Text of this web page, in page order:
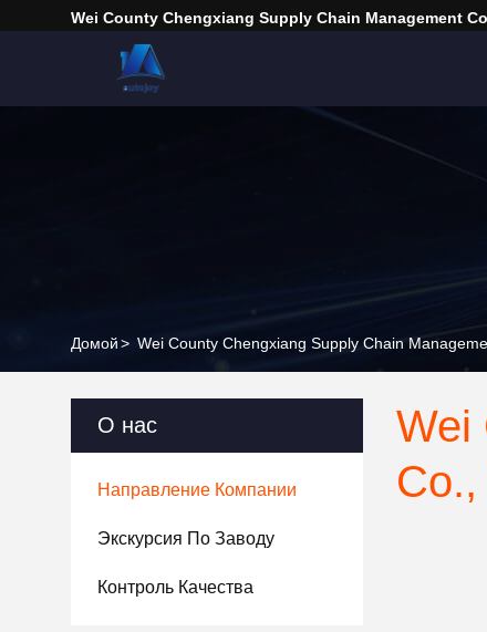
Wei County Chengxiang Supply Chain Management
Домой> Wei County Chengxiang Supply Chain
О нас
Направление Компании
Экскурсия По Заводу
Контроль Качества
Wei
Co.,